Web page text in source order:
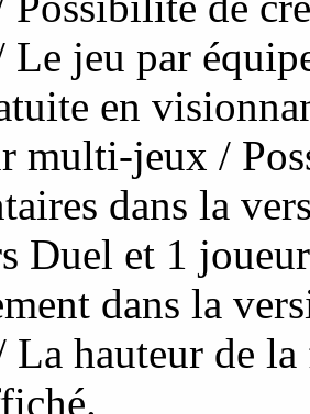
jeu par
en
multi-jeux /
dans la
Duel et 1
dans la
hauteur de la